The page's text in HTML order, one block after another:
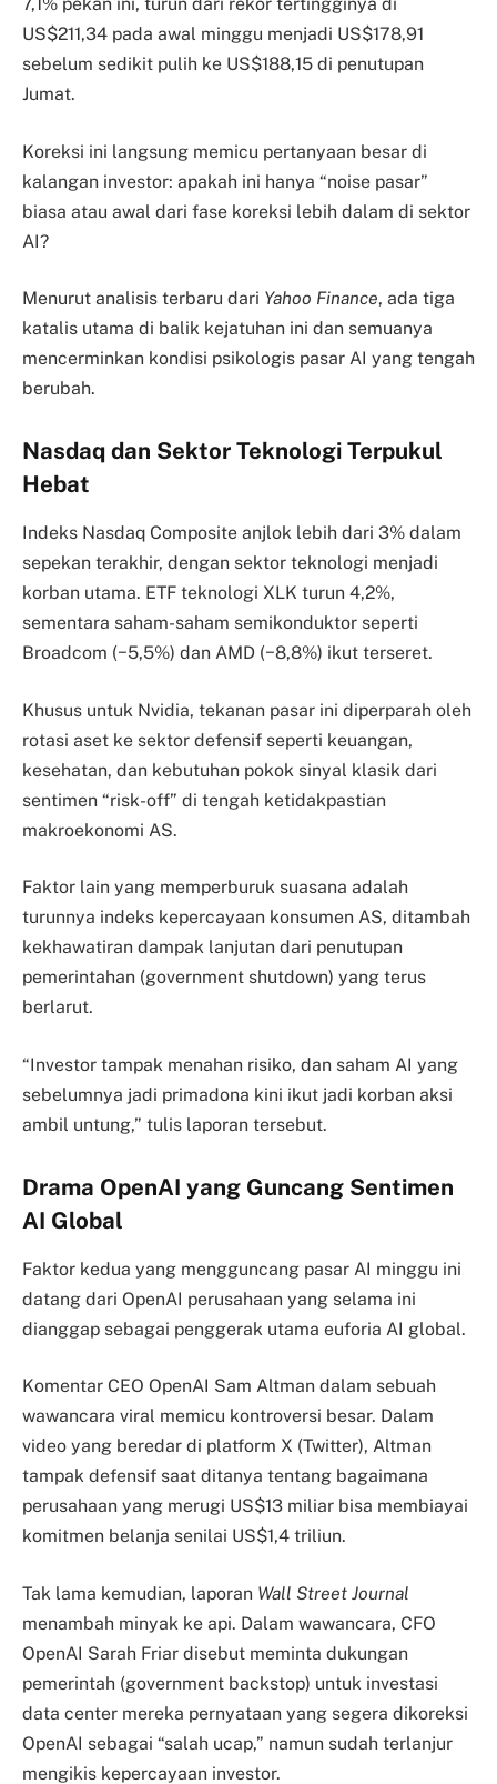
US$211,34 pada awal minggu menjadi US$178,91
sebelum sedikit pulih ke US$188,15 di penutupan
Jumat.
Koreksi ini langsung memicu pertanyaan besar di
kalangan investor: apakah ini hanya “noise pasar”
biasa atau awal dari fase koreksi lebih dalam di sektor
AI?
Menurut analisis terbaru dari Yahoo Finance, ada tiga
katalis utama di balik kejatuhan ini dan semuanya
mencerminkan kondisi psikologis pasar AI yang tengah
berubah.
Nasdaq dan Sektor Teknologi Terpukul
Hebat
Indeks Nasdaq Composite anjlok lebih dari 3% dalam
sepekan terakhir, dengan sektor teknologi menjadi
korban utama. ETF teknologi XLK turun 4,2%,
sementara saham-saham semikonduktor seperti
Broadcom (−5,5%) dan AMD (−8,8%) ikut terseret.
Khusus untuk Nvidia, tekanan pasar ini diperparah oleh
rotasi aset ke sektor defensif seperti keuangan,
kesehatan, dan kebutuhan pokok sinyal klasik dari
sentimen “risk-off” di tengah ketidakpastian
makroekonomi AS.
Faktor lain yang memperburuk suasana adalah
turunnya indeks kepercayaan konsumen AS, ditambah
kekhawatiran dampak lanjutan dari penutupan
pemerintahan (government shutdown) yang terus
berlarut.
“Investor tampak menahan risiko, dan saham AI yang
sebelumnya jadi primadona kini ikut jadi korban aksi
ambil untung,” tulis laporan tersebut.
Drama OpenAI yang Guncang Sentimen
AI Global
Faktor kedua yang mengguncang pasar AI minggu ini
datang dari OpenAI perusahaan yang selama ini
dianggap sebagai penggerak utama euforia AI global.
Komentar CEO OpenAI Sam Altman dalam sebuah
wawancara viral memicu kontroversi besar. Dalam
video yang beredar di platform X (Twitter), Altman
tampak defensif saat ditanya tentang bagaimana
perusahaan yang merugi US$13 miliar bisa membiayai
komitmen belanja senilai US$1,4 triliun.
Tak lama kemudian, laporan Wall Street Journal
menambah minyak ke api. Dalam wawancara, CFO
OpenAI Sarah Friar disebut meminta dukungan
pemerintah (government backstop) untuk investasi
data center mereka pernyataan yang segera dikoreksi
OpenAI sebagai “salah ucap,” namun sudah terlanjur
mengikis kepercayaan investor.